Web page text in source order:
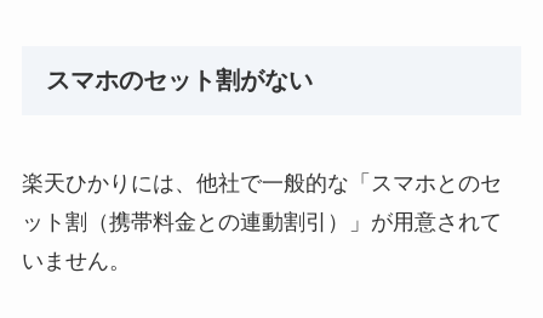
スマホのセット割がない
楽天ひかりには、他社で一般的な「スマホとのセ
ット割（携帯料金との連動割引）」が用意されて
いません。